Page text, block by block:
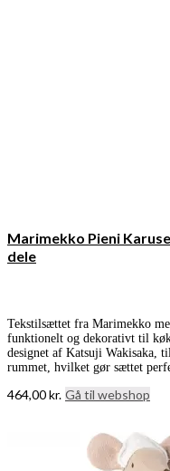
Marimekko Pieni
dele
Tekstilsættet fra Marimekko
funktionelt og dekorativt til
designet af Katsuji Wakisaka,
rummet, hvilket gør sættet
464,00kr. Gå til webshop